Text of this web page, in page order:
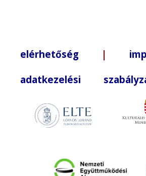
elérhetőség |
adatkezelési